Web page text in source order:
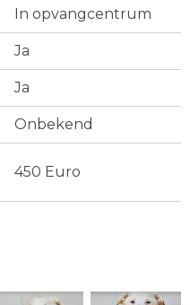
In opvangcentrum
Ja
Ja
Onbekend
450 Euro